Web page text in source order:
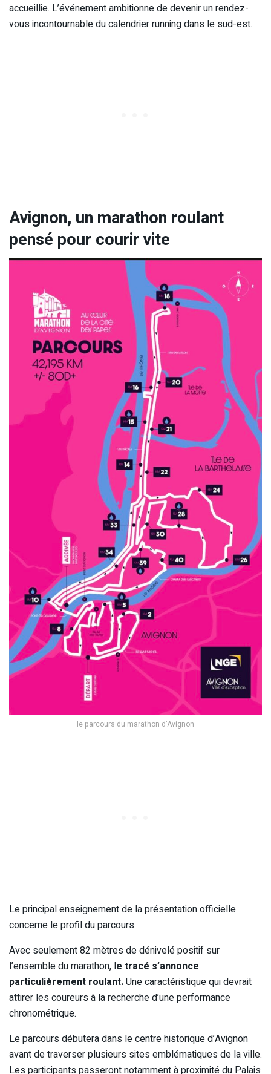
accueillie. L’événement ambitionne de devenir un rendez-
vous incontournable du calendrier running dans le sud-est.
Avignon, un marathon roulant
pensé pour courir vite
le parcours du marathon d’Avignon
Le principal enseignement de la présentation officielle
concerne le profil du parcours.
Avec seulement 82 mètres de dénivelé positif sur
l’ensemble du marathon, le tracé s’annonce
particulièrement roulant.Une caractéristique qui devrait
attirer les coureurs à la recherche d’une performance
chronométrique.
Le parcours débutera dans le centre historique d’Avignon
avant de traverser plusieurs sites emblématiques de la ville.
Les participants passeront notamment à proximité du Palais